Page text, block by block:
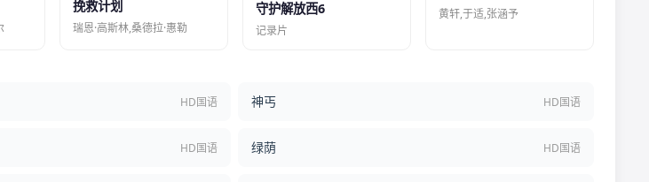
挽救计划
瑞恩·高斯林,桑德拉·惠勒
守护解放西6
记录片
黄轩,于适,张涵予
HD国语 神丐 HD国语
HD国语 绿荫 HD国语